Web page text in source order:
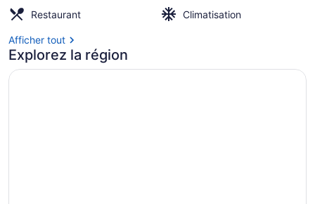
Restaurant Climatisation
Afficher tout
Explorez la région